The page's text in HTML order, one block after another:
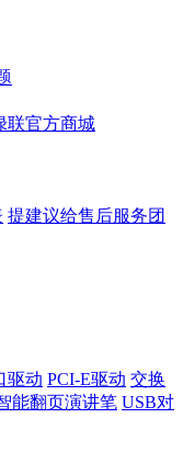
联官方商城
提建议给售后服务团
驱动 PCI-E驱动 交换
能翻页演讲笔 USB对